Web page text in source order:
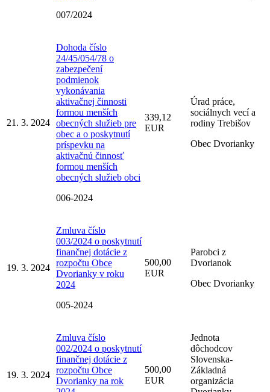
007/2024
21. 3. 2024
Dohoda číslo
24/45/054/78 o
zabezpečení
podmienok
vykonávania
aktivačnej činnosti
formou menších
obecných služieb pre
obec a o poskytnutí
príspevku na
aktivačnú činnosť
formou menších
obecných služieb obci
006-2024
339,12
EUR
Úrad práce,
sociálnych vecí a
rodiny Trebišov
Obec Dvorianky
19. 3. 2024
Zmluva číslo
003/2024 o poskytnutí
finančnej dotácie z
rozpočtu Obce
Dvorianky v roku
2024
005-2024
500,00
EUR
Parobci z
Dvorianok
Obec Dvorianky
19. 3. 2024
Zmluva číslo
002/2024 o poskytnutí
finančnej dotácie z
rozpočtu Obce
Dvorianky na rok
500,00
EUR
Jednota
dôchodcov
Slovenska-
Základná
organizácia